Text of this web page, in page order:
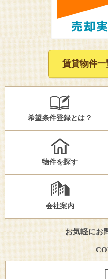
賃貸物件
希望条件登録とは？
物件を探す
会社案内
お気軽にお